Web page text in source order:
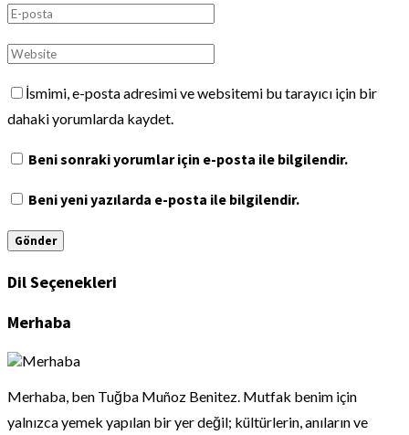
İsmimi, e-posta adresimi ve websitemi bu tarayıcı için bir
dahaki yorumlarda kaydet.
Beni sonraki yorumlar için e-posta ile bilgilendir.
Beni yeni yazılarda e-posta ile bilgilendir.
Dil Seçenekleri
Merhaba
Merhaba, ben Tuğba Muñoz Benitez. Mutfak benim için
yalnızca yemek yapılan bir yer değil; kültürlerin, anıların ve